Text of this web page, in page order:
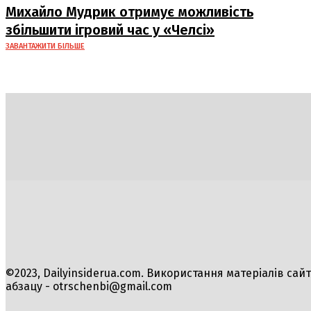
судна
Михайло Мудрик отримує можливість
збільшити ігровий час у «Челсі»
ЗАВАНТАЖИТИ БІЛЬШЕ
©2023, Dailyinsiderua.com. Використання матеріалів
абзацу - otrschenbi@gmail.com